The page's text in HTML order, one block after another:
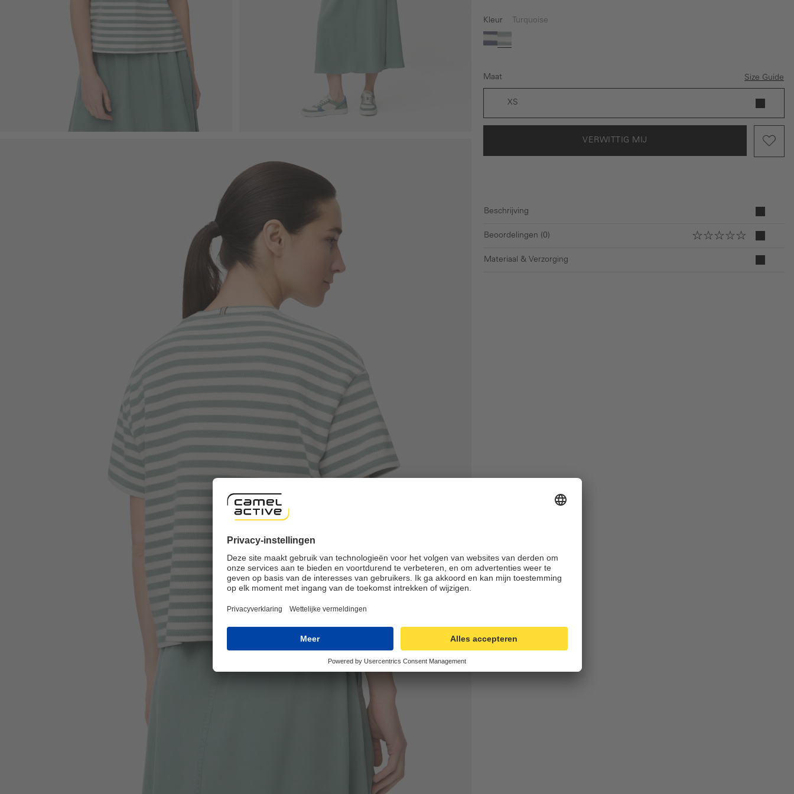
Kleur Turquoise
Donkerblauw
Turquoise
Maat Size Guide
XS
VERWITTIG MIJ
Beschrijving
Beoordelingen (0)
Materiaal & Verzorging